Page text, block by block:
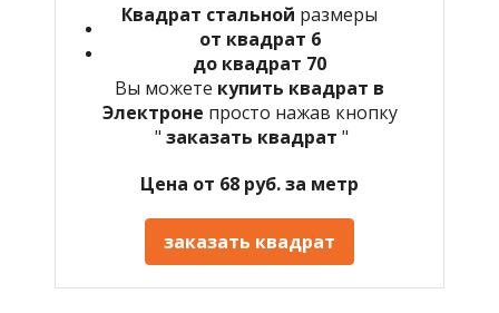
Квадрат стальной размеры
от квадрат 6
до квадрат 70
Вы можете купить квадрат в
Электроне просто нажав кнопку
" заказать квадрат "
Цена от 68 руб. за метр
заказать квадрат